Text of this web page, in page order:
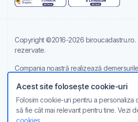
Copyright ©2016-2026 biroucadastru.ro.
rezervate.
Compania noastră realizează
de publicitate imobiliară si cadastru. Nu
eventualele nerespectări ale termenelor
respectivele instituții.
Acest site folosește cookie-uri
Folosim cookie-uri pentru a personaliza
să fie cât mai relevant pentru tine. Vezi
cookies